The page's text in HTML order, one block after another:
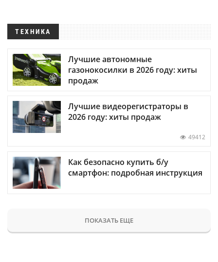
ТЕХНИКА
Лучшие автономные
газонокосилки в 2026 году: хиты
продаж
Лучшие видеорегистраторы в
2026 году: хиты продаж
49412
Как безопасно купить б/у
смартфон: подробная инструкция
ПОКАЗАТЬ ЕЩЕ